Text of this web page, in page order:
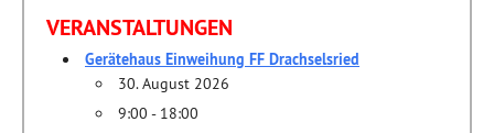
VERANSTALTUNGEN
Gerätehaus Einweihung FF Drachselsried
30. August 2026
9:00 - 18:00